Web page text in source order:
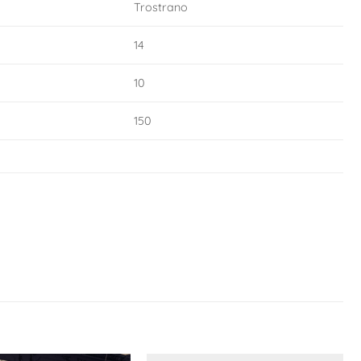
Trostrano
14
10
150